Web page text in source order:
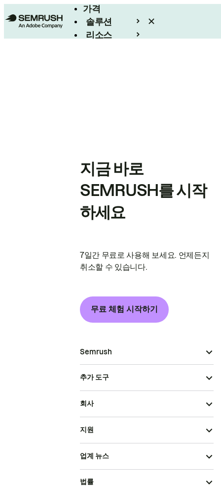
가격
솔루션
리소스
지금 바로
SEMRUSH를 시작
하세요
7일간 무료로 사용해 보세요. 언제든지
취소할 수 있습니다.
무료 체험 시작하기
Semrush
추가 도구
회사
지원
업계 뉴스
법률